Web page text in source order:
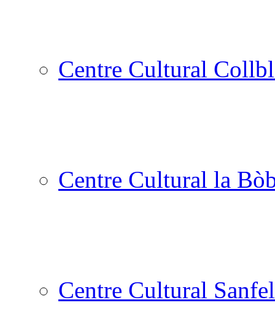
Centre Cultural
Centre Cultural la
Centre Cultural